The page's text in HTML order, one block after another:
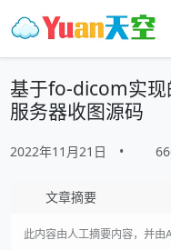
基于fo-dicom实
服务器收图源码
2022年11月21日 •
文章摘要
此内容由人工摘要内容，并